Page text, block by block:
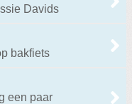
Davids
bakfiets
een paar